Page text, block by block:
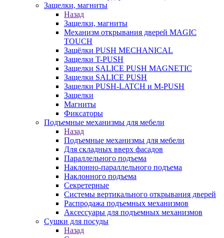
Защелки, магниты
Назад
Защелки, магниты
Механизм открывания дверей MAGIC
TOUCH
Защёлки PUSH MECHANICAL
Защелки T-PUSH
Защелки SALICE PUSH MAGNETIC
Защелки SALICE PUSH
Защелки PUSH-LATCH и M-PUSH
Защелки
Магниты
Фиксаторы
Подъемные механизмы для мебели
Назад
Подъемные механизмы для мебели
Для складных вверх фасадов
Параллельного подъема
Наклонно-параллельного подъема
Наклонного подъема
Секретерные
Системы вертикального открывания дверей
Распродажа подъемных механизмов
Аксессуары для подъемных механизмов
Сушки для посуды
Назад